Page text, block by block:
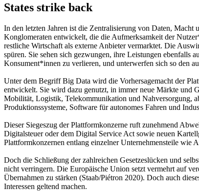
States strike back
In den letzten Jahren ist die Zentralisierung von Daten,
Konglomeraten entwickelt, die die Aufmerksamkeit der
restliche Wirtschaft als externe Anbieter vermarktet. Die
spüren. Sie sehen sich gezwungen, ihre Leistungen ebenfalls
Konsument*innen zu verlieren, und unterwerfen sich so den
Unter dem Begriff Big Data wird die Vorhersagemacht der
entwickelt. Sie wird dazu genutzt, in immer neue Märkte und
Mobilität, Logistik, Telekommunikation und Nahversorgung,
Produktionssysteme, Software für autonomes Fahren und
Dieser Siegeszug der Plattformkonzerne ruft zunehmend
Digitalsteuer oder dem Digital Service Act sowie neuen
Plattformkonzernen entlang einzelner Unternehmensteile
Doch die Schließung der zahlreichen Gesetzeslücken und
nicht verringern. Die Europäische Union setzt vermehrt auf
Übernahmen zu stärken (Staab/Piétron 2020). Doch auch
Interessen geltend machen.